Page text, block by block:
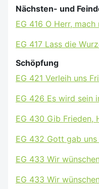
Nächsten- und
EG 416 O Herr,
EG 417 Lass die
Schöpfung
EG 421 Verleih uns
EG 426 Es wird sein
EG 430 Gib Frieden,
EG 432 Gott gab
EG 433 Wir
EG 433 Wir